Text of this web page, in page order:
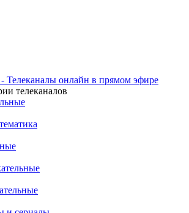
Телеканалы онлайн в прямом эфире
телеканалов